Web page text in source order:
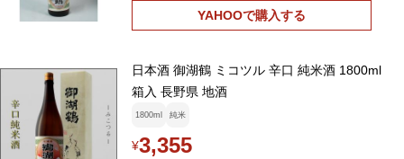
YAHOOで購入する
日本酒 御湖鶴 ミコツル 辛口 純米酒 1800ml
箱入 長野県 地酒
1800ml 純米
¥3,355